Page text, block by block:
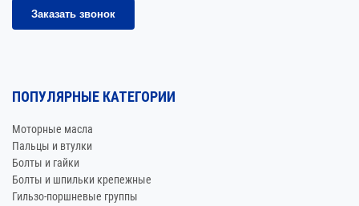
Заказать звонок
ПОПУЛЯРНЫЕ КАТЕГОРИИ
Моторные масла
Пальцы и втулки
Болты и гайки
Болты и шпильки крепежные
Гильзо-поршневые группы